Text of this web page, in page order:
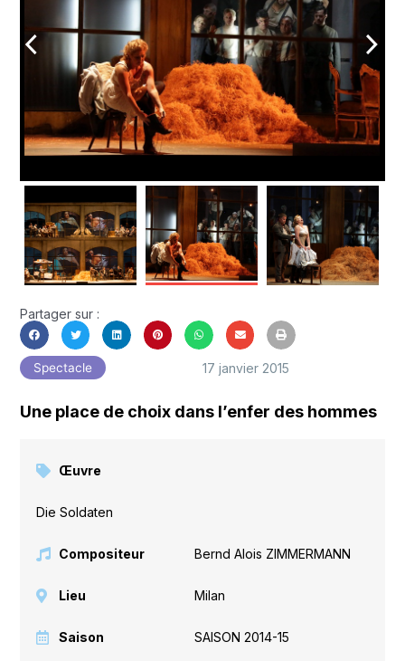
arrow_back_ios arrow_forward_ios
Partager sur :
Spectacle 17 janvier 2015
Une place de choix dans l’enfer des hommes
Œuvre
Die Soldaten
Compositeur Bernd Alois ZIMMERMANN
Lieu Milan
Saison SAISON 2014-15